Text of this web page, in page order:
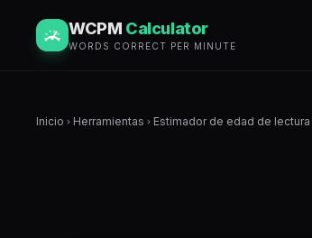
WCPM Calculator
WORDS CORRECT PER MINUTE
Inicio chevron_right Herramientas chevron_right Estimador de edad de lectura